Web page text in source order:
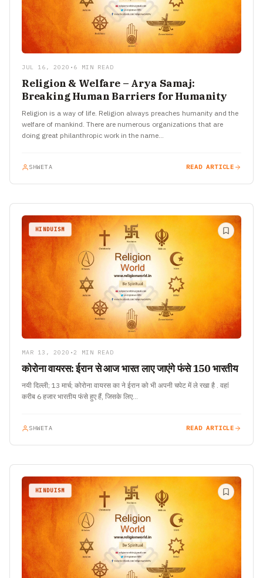
JUL 16, 2020 • 6 MIN READ
Religion & Welfare – Arya Samaj:
Breaking Human Barriers for Humanity
Religion is a way of life. Religion always preaches humanity and the
welfare of mankind. There are numerous organizations that are
doing great philanthropic work in the name…
SHWETA READ ARTICLE
HINDUISM
MAR 13, 2020 •2 MIN READ
कोरोना वायरस: ईरान से आज भारत लाए जाएंगे फंसे 150 भारतीय
नयी दिल्ली; 13 मार्च; कोरोना वायरस का ने ईरान को भी अपनी चपेट में ले रखा है . वहां
करीब 6 हजार भारतीय फंसे हुए हैं, जिसके लिए…
SHWETA READ ARTICLE
HINDUISM